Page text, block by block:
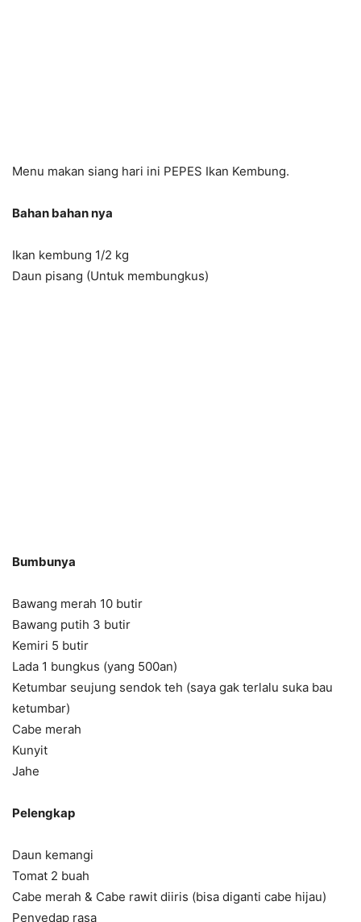
Menu makan siang hari ini PEPES Ikan Kembung.
Bahan bahan nya
Ikan kembung 1/2 kg
Daun pisang (Untuk membungkus)
Bumbunya
Bawang merah 10 butir
Bawang putih 3 butir
Kemiri 5 butir
Lada 1 bungkus (yang 500an)
Ketumbar seujung sendok teh (saya gak terlalu suka bau
ketumbar)
Cabe merah
Kunyit
Jahe
Pelengkap
Daun kemangi
Tomat 2 buah
Cabe merah & Cabe rawit diiris (bisa diganti cabe hijau)
Penyedap rasa